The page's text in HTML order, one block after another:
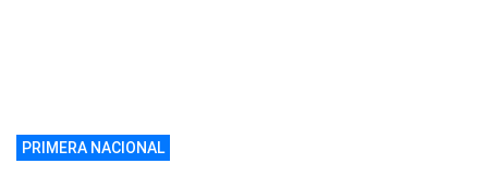
PRIMERA NACIONAL